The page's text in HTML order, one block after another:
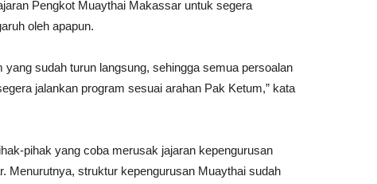
Pengkot Muaythai Makassar untuk segera
oleh apapun.
sudah turun langsung, sehingga semua persoalan
jalankan program sesuai arahan Pak Ketum,” kata
pihak yang coba merusak jajaran kepengurusan
Menurutnya, struktur kepengurusan Muaythai sudah